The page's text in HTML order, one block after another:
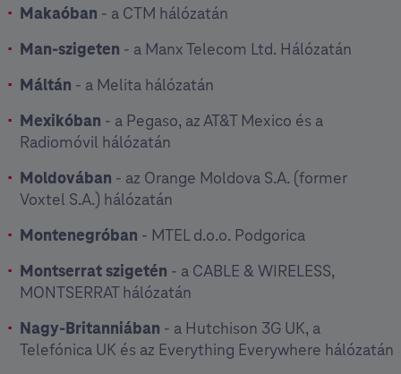
Makaóban - a CTM hálózatán
Man-szigeten - a Manx Telecom Ltd. Hálózatán
Máltán - a Melita hálózatán
Mexikóban - a Pegaso, az AT&T Mexico és a
Radiomóvil hálózatán
Moldovában - az Orange Moldova S.A. (former
Voxtel S.A.) hálózatán
Montenegróban - MTEL d.o.o. Podgorica
Montserrat szigetén - a CABLE & WIRELESS,
MONTSERRAT hálózatán
Nagy-Britanniában - a Hutchison 3G UK, a
Telefónica UK és az Everything Everywhere hálózatán